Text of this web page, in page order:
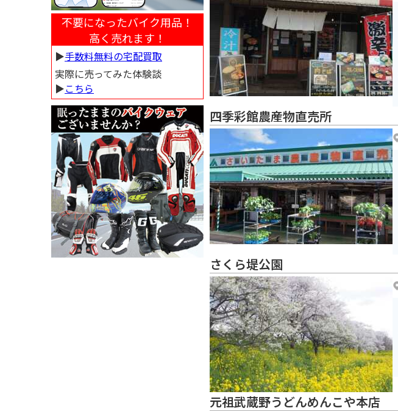
不要になったバイク用品！
高く売れます！
▶︎手数料無料の宅配買取
実際に売ってみた体験談
▶︎こちら
四季彩館農産物直売所
さくら堤公園
元祖武蔵野うどんめんこや本店